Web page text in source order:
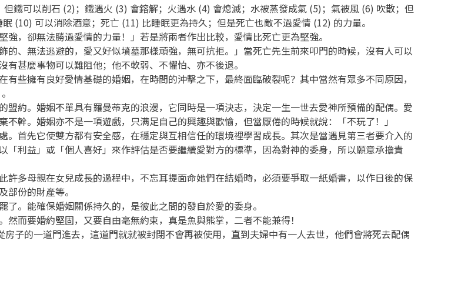
鐵可以削石 (2)；鐵遇火 (3) 會鎔解；火遇水 (4) 會熄滅；水被蒸發成氣 (5)；氣被風 (6) 吹散；但
(10) 可以消除酒意；死亡 (11) 比睡眠更為持久；但是死亡也敵不過愛情 (12) 的力量。
，卻無法勝過愛情的力量！」若是將兩者作出比較，愛情比死亡更為堅強。
、無法逃避的，愛又好似墳墓那樣頑強，無可抗拒。」當死亡先生前來叩門的時候，沒有人可以
甚麼事物可以難阻他；他不軟弱、不懼怕、亦不後退。
些擁有良好愛情基礎的婚姻，在時間的沖擊之下，最終面臨破裂呢？其中當然有眾多不同原因，
約。婚姻不單具有羅曼蒂克的浪漫，它同時是一項決志，決定一生一世去愛神所預備的配偶。愛
幹。婚姻亦不是一項遊戲，只满足自己的興趣與歡愉，但當厭倦的時候就說：「不玩了！」
首先它使雙方都有安全感，在穩定與互相信任的環境裡學習成長。其次是當遇見第三者要介入的
利益」或「個人喜好」來作評估是否要繼續愛對方的標準，因為對神的委身，所以願意承擔責
多母親在女兒成長的過程中，不忘耳提面命她們在結婚時，必須要爭取一紙婚書，以作日後的保
份的財產等。
。能確保婚姻關係持久的，是彼此之間的發自於愛的委身。
而要婚約堅固，又要自由毫無約束，真是魚與熊掌，二者不能兼得！
子的一道門進去，這道門就就被封閉不會再被使用，直到夫婦中有一人去世，他們會將死去配偶